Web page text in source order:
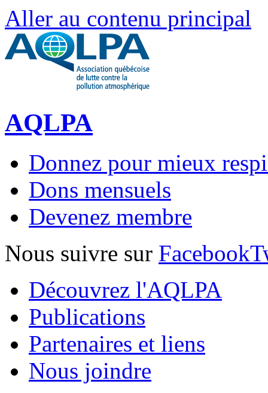
Aller au contenu principal
AQLPA
Donnez pour mieux
Dons mensuels
Devenez membre
Nous suivre sur Facebook
Découvrez l'AQLPA
Publications
Partenaires et liens
Nous joindre